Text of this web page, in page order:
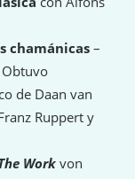
chamánicas–
Obtuvo
de Daan van
Ruppert y
Work von